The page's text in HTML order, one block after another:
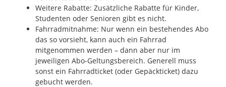
Weitere Rabatte: Zusätzliche Rabatte für Kinder,
Studenten oder Senioren gibt es nicht.
Fahrradmitnahme: Nur wenn ein bestehendes Abo
das so vorsieht, kann auch ein Fahrrad
mitgenommen werden – dann aber nur im
jeweiligen Abo-Geltungsbereich. Generell muss
sonst ein Fahrradticket (oder Gepäckticket) dazu
gebucht werden.